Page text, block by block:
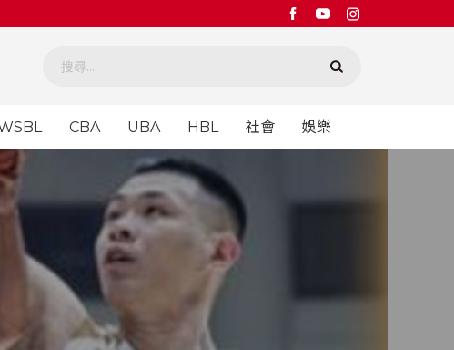
CBA UBA HBL 社會 娛樂